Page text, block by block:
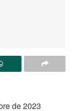
de 2023